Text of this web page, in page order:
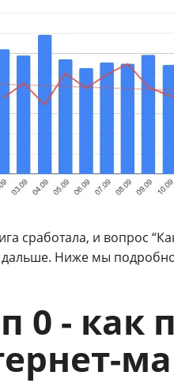
сработала, и вопрос
Ниже мы
0 - как